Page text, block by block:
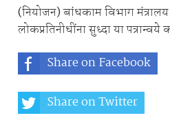
(नियोजन) बांधकाम विभाग
लोकप्रतिनीधींना सुध्दा या
Share on Facebook
Share on Twitter